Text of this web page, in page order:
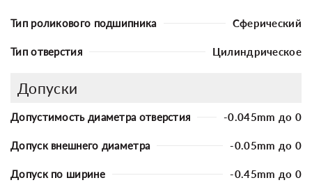
Тип роликового подшипника Сферический
Тип отверстия Цилиндрическое
Допуски
Допустимость диаметра отверстия -0.045mm до 0
Допуск внешнего диаметра -0.05mm до 0
Допуск по ширине -0.45mm до 0